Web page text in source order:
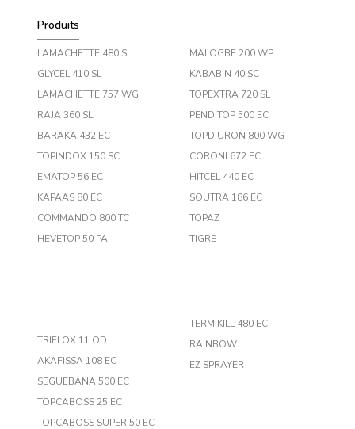
Produits
LAMACHETTE 480 SL
GLYCEL 410 SL
LAMACHETTE 757 WG
RAJA 360 SL
BARAKA 432 EC
TOPINDOX 150 SC
EMATOP 56 EC
KAPAAS 80 EC
COMMANDO 800 TC
HEVETOP 50 PA
MALOGBE 200 WP
KABABIN 40 SC
TOPEXTRA 720 SL
PENDITOP 500 EC
TOPDIURON 800 WG
CORONI 672 EC
HITCEL 440 EC
SOUTRA 186 EC
TOPAZ
TIGRE
TRIFLOX 11 OD
AKAFISSA 108 EC
SEGUEBANA 500 EC
TOPCABOSS 25 EC
TOPCABOSS SUPER 50 EC
TERMIKILL 480 EC
RAINBOW
EZ SPRAYER